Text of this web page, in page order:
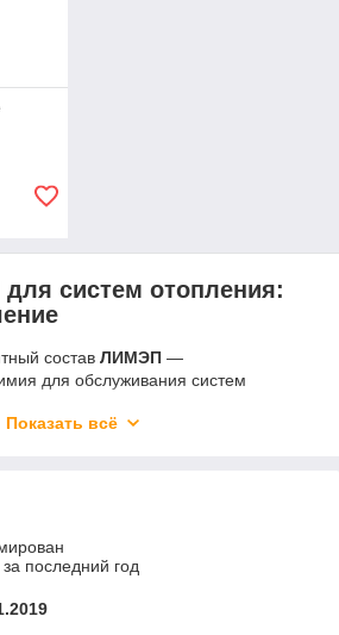
систем отопления:
состав ЛИМЭП —
для обслуживания систем
три основных продукта:
ЛИМЭП НИФРИЗ
защиты металлических
отопления от окисления и ржавчины.
Показать всё
последний год